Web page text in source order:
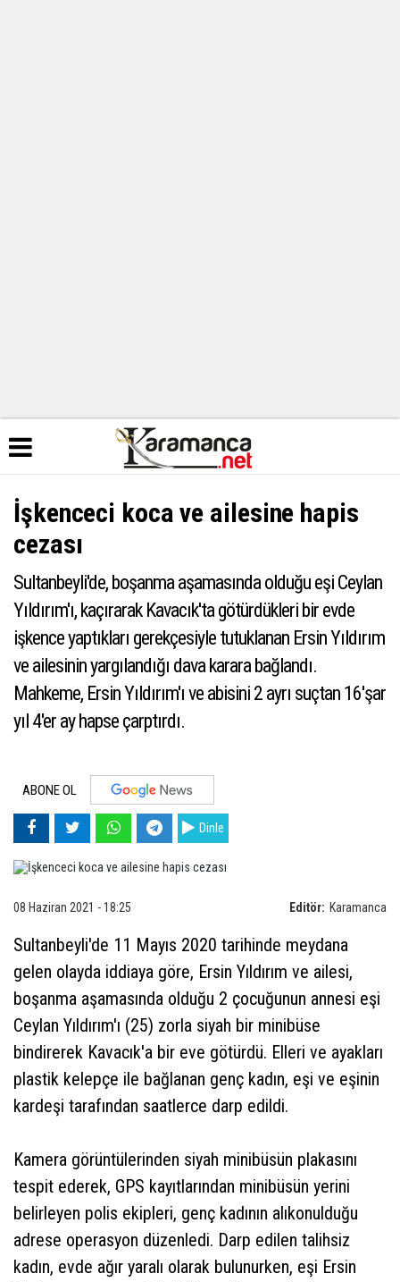
İşkenceci koca ve ailesine hapis
cezası
Sultanbeyli'de, boşanma aşamasında olduğu eşi Ceylan
Yıldırım'ı, kaçırarak Kavacık'ta götürdükleri bir evde
işkence yaptıkları gerekçesiyle tutuklanan Ersin Yıldırım
ve ailesinin yargılandığı dava karara bağlandı.
Mahkeme, Ersin Yıldırım'ı ve abisini 2 ayrı suçtan 16'şar
yıl 4'er ay hapse çarptırdı.
ABONE OL
Dinle
Editör: Karamanca
08 Haziran 2021 - 18:25
Sultanbeyli'de 11 Mayıs 2020 tarihinde meydana
gelen olayda iddiaya göre, Ersin Yıldırım ve ailesi,
boşanma aşamasında olduğu 2 çocuğunun annesi eşi
Ceylan Yıldırım'ı (25) zorla siyah bir minibüse
bindirerek Kavacık'a bir eve götürdü. Elleri ve ayakları
plastik kelepçe ile bağlanan genç kadın, eşi ve eşinin
kardeşi tarafından saatlerce darp edildi.
Kamera görüntülerinden siyah minibüsün plakasını
tespit ederek, GPS kayıtlarından minibüsün yerini
belirleyen polis ekipleri, genç kadının alıkonulduğu
adrese operasyon düzenledi. Darp edilen talihsiz
kadın, evde ağır yaralı olarak bulunurken, eşi Ersin